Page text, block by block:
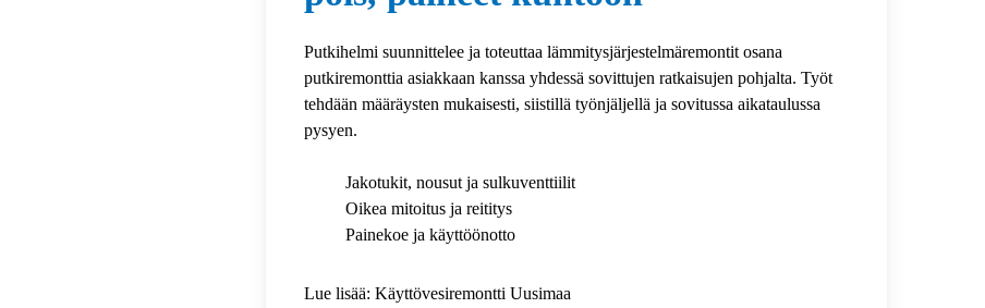
Putkihelmi suunnittelee ja toteuttaa lämmitysjärjestelmäremontit osana
putkiremonttia asiakkaan kanssa yhdessä sovittujen ratkaisujen pohjalta. Työt
tehdään määräysten mukaisesti, siistillä työnjäljellä ja sovitussa aikataulussa
pysyen.
Jakotukit, nousut ja sulkuventtiilit
Oikea mitoitus ja reititys
Painekoe ja käyttöönotto
Lue lisää: Käyttövesiremontti Uusimaa